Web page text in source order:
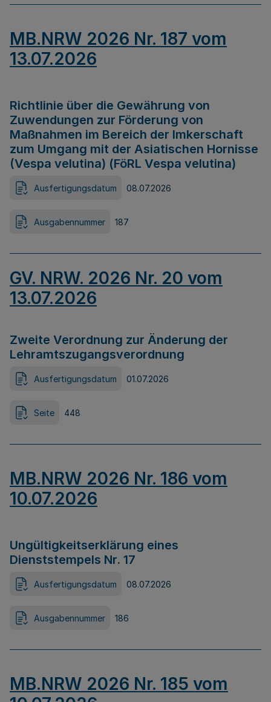
MB.NRW 2026 Nr. 187 vom
13.07.2026
Richtlinie über die Gewährung von
Zuwendungen zur Förderung von
Maßnahmen im Bereich der Imkerschaft
zum Umgang mit der Asiatischen Hornisse
(Vespa velutina) (FöRL Vespa velutina)
Ausfertigungsdatum 08.07.2026
Ausgabennummer 187
GV. NRW. 2026 Nr. 20 vom
13.07.2026
Zweite Verordnung zur Änderung der
Lehramtszugangsverordnung
Ausfertigungsdatum 01.07.2026
Seite 448
MB.NRW 2026 Nr. 186 vom
10.07.2026
Ungültigkeitserklärung eines
Dienststempels Nr. 17
Ausfertigungsdatum 08.07.2026
Ausgabennummer 186
MB.NRW 2026 Nr. 185 vom